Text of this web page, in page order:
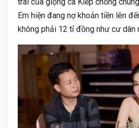
Em hiện đang nợ khoản tiền lên
không phải 12 tỉ đồng như cư dân